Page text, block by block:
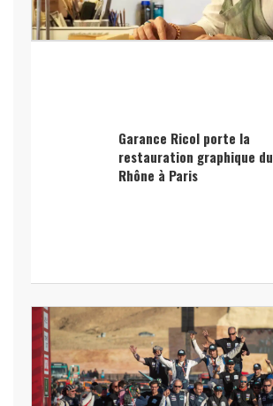
Garance Ricol porte la
restauration graphique du
Rhône à Paris